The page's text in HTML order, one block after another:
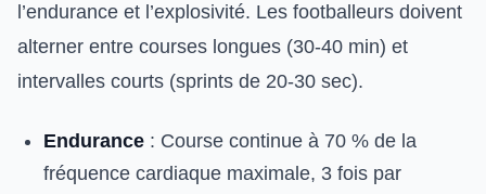
l’endurance et l’explosivité. Les footballeurs doivent
alterner entre courses longues (30-40 min) et
intervalles courts (sprints de 20-30 sec).
Endurance : Course continue à 70 % de la
fréquence cardiaque maximale, 3 fois par